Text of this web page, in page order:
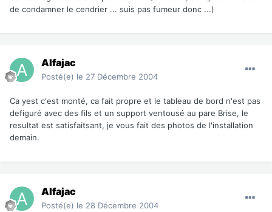
de condamner le cendrier ... suis pas fumeur donc ...)
Alfajac
Posté(e) le 27 Décembre 2004
Ca yest c'est monté, ca fait propre et le tableau de bord n'est pas
defiguré avec des fils et un support ventousé au pare Brise, le
resultat est satisfaitsant, je vous fait des photos de l'installation
demain.
Alfajac
Posté(e) le 28 Décembre 2004